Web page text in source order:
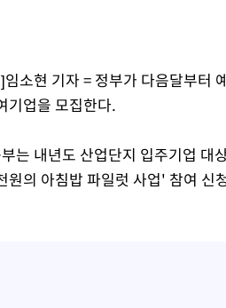
소현 기자 = 정부가 다음달부터
기업을 모집한다.
는 내년도 산업단지 입주기업
원의 아침밥 파일럿 사업' 참여 신